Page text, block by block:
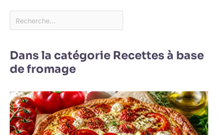
Dans la catégorie Recettes à base
de fromage